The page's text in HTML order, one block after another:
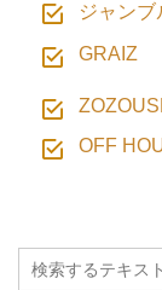
ジャンブ
GRAIZ
OFF